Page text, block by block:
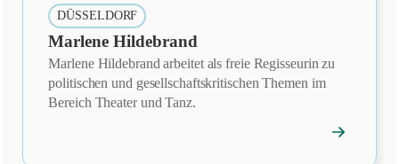
DÜSSELDORF
Marlene Hildebrand
Marlene Hildebrand arbeitet als freie Regisseurin zu
politischen und gesellschaftskritischen Themen im
Bereich Theater und Tanz.
→